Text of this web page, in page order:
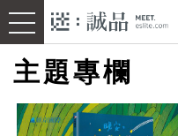
主題專欄